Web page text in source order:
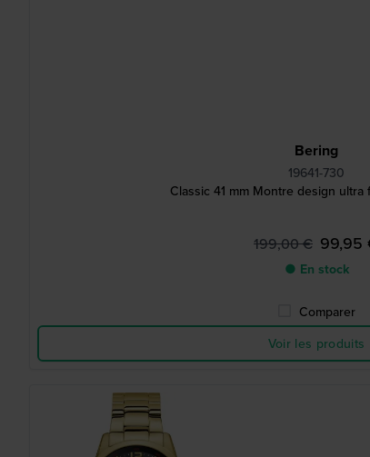
Bering
19641-730
Classic 41 mm Montre design ultra
199,00 € 99,95
● En stock
Comparer
Voir les produits